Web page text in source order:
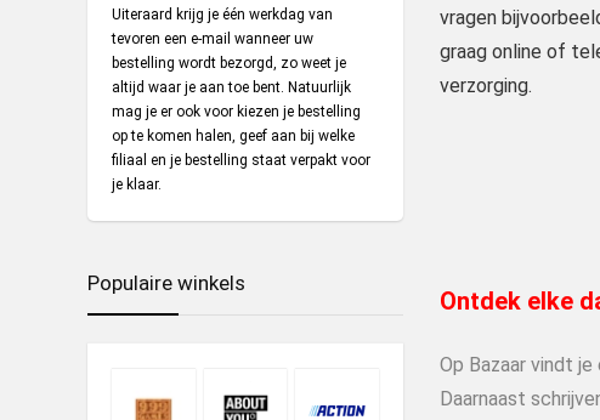
Uiteraard krijg je één werkdag van
tevoren een e-mail wanneer uw
bestelling wordt bezorgd, zo weet je
altijd waar je aan toe bent. Natuurlijk
mag je er ook voor kiezen je bestelling
op te komen halen, geef aan bij welke
filiaal en je bestelling staat verpakt voor
je klaar.
vragen
graag online of
verzorging.
Ontdek elke
Op Bazaar vindt
Daarnaast
Populaire winkels